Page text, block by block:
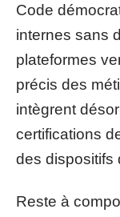
Code
internes sans
plateformes
précis des
intègrent
certifications
des dispositifs
Reste à